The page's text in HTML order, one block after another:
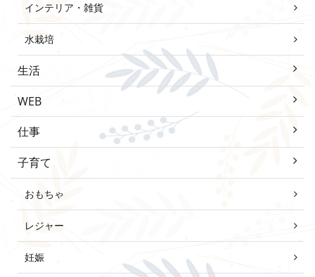
インテリア・雑貨
水栽培
生活
WEB
仕事
子育て
おもちゃ
レジャー
妊娠